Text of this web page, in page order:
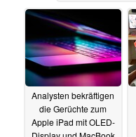
08.07.2021
Analysten bekräftigen
die Gerüchte zum
Apple iPad mit OLED-